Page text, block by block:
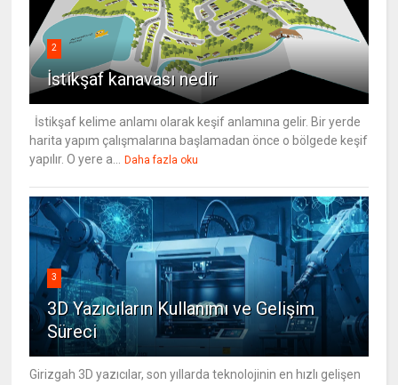
2
İstikşaf kanavası nedir
İstikşaf kelime anlamı olarak keşif anlamına gelir. Bir yerde
harita yapım çalışmalarına başlamadan önce o bölgede keşif
yapılır. O yere a...
Daha fazla oku
3
3D Yazıcıların Kullanımı ve Gelişim
Süreci
Girizgah 3D yazıcılar, son yıllarda teknolojinin en hızlı gelişen